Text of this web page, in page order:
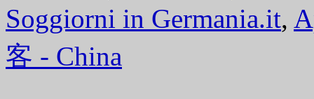
Soggiorni in Germania.it,
客 - China